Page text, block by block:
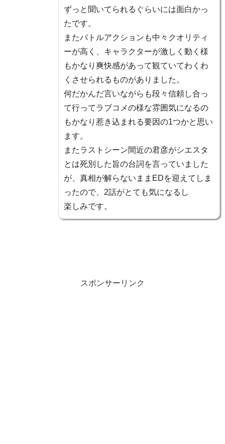
ずっと聞いてられるぐらいには面白かっ
たです。
またバトルアクションも中々クオリティ
ーが高く、キャラクターが激しく動く様
もかなり爽快感があって観ていてわくわ
くさせられるものがありました。
何だかんだ言いながらも段々信頼し合っ
て行ってラブコメの様な雰囲気になるの
もかなり惹き込まれる要因の1つかと思い
ます。
またラストシーン間近の君彦がシエスタ
とは死別した旨の台詞を言っていました
が、真相が解らないままEDを迎えてしま
ったので、2話がとても気になるし
楽しみです。
スポンサーリンク